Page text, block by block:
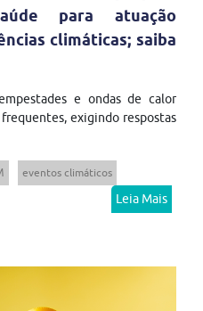
para atuação
climáticas; saiba
e ondas de calor
exigindo respostas
eventos climáticos
Leia Mais